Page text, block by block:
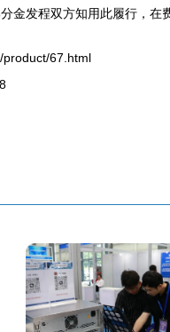
金发程双方知用此履行，在
product/67.html